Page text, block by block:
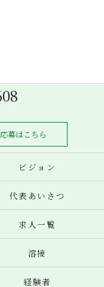
募はこちら
ビジョン
代表あいさつ
求人一覧
溶接
経験者